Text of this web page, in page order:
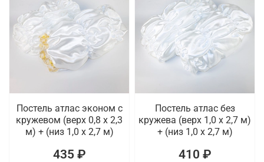
Постель атлас эконом с
кружевом (верх 0,8 х 2,3
м) + (низ 1,0 х 2,7 м)
435 ₽
Постель атлас без
кружева (верх 1,0 х 2,7 м)
+ (низ 1,0 х 2,7 м)
410 ₽